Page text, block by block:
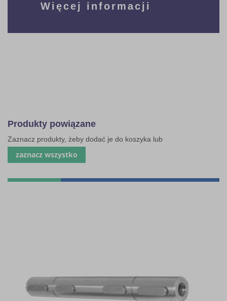
Więcej informacji
Produkty powiązane
Zaznacz produkty, żeby dodać je do koszyka lub
zaznacz wszystko